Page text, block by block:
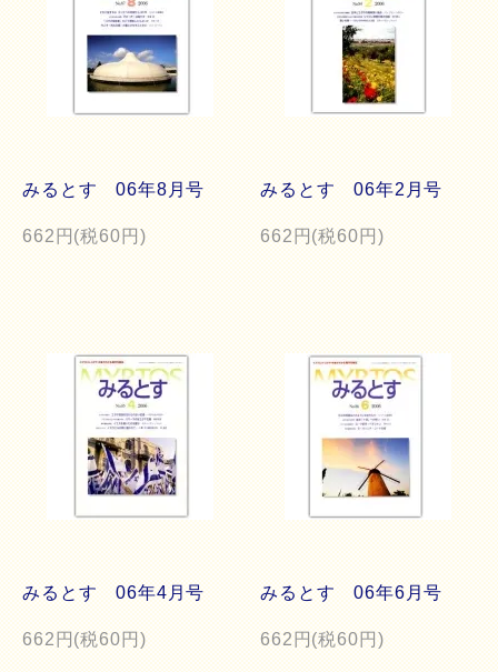
みるとす 06年8月号
662円(税60円)
みるとす 06年2月号
662円(税60円)
みるとす 06年4月号
662円(税60円)
みるとす 06年6月号
662円(税60円)